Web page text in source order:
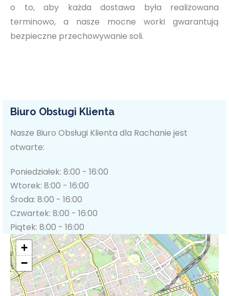
o to, aby każda dostawa była realizowana
terminowo, a nasze mocne worki gwarantują
bezpieczne przechowywanie soli.
Biuro Obsługi Klienta
Nasze Biuro Obsługi Klienta dla Rachanie jest
otwarte:
Poniedziałek: 8:00 - 16:00
Wtorek: 8:00 - 16:00
Środa: 8:00 - 16:00
Czwartek: 8:00 - 16:00
Piątek: 8:00 - 16:00
+
−